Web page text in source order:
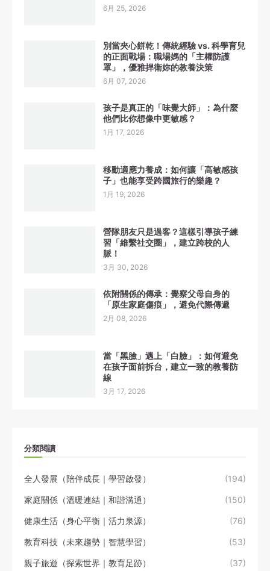
6月 25, 2026
別當夾心餅乾！傳統經驗 vs. 科學育兒
的正面戰場：職場媽的「主權防護
罩」，優雅捍衛妳的教養決策
6月 07, 2026
孩子是真正的「味覺大師」：為什麼
他們比你想像中更敏感？
1月 17, 2026
移動適應力養成：如何讓「高敏感孩
子」也能享受跨國旅行的樂趣？
1月 19, 2026
營隊朋友只是過客？這樣引導孩子練
習「維繫社交圈」，建立跨校的人
脈！
3月 30, 2026
依附關係的傳承：覺察父母自身的
「原生家庭傷痕」，避免代際傳遞
2月 08, 2026
當「黑臉」遇上「白臉」：如何避免
在孩子面前拆台，建立一致的教養防
線
3月 17, 2026
分類閱讀
全人發展（陪伴成長｜學習啟發） (194)
家庭關係（溫暖連結｜和諧溝通） (150)
健康生活（身心平衡｜活力泉源） (76)
教育科技（未來趨勢｜智慧學習） (53)
親子旅遊（探索世界｜教育足跡） (37)